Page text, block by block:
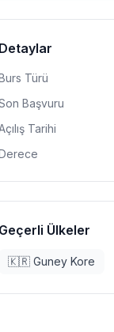
Detaylar
Türü
Başvuru
Tarihi
Geçerli Ülkeler
🇰🇷 Guney Kore